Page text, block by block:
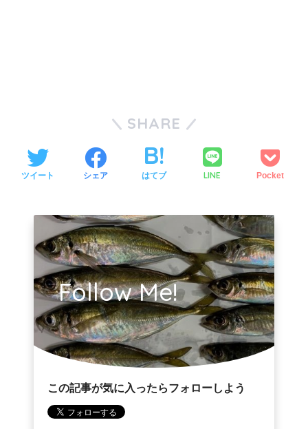
SHARE
ツイート シェア はてブ LINE Pocket
Follow Me!
この記事が気に入ったらフォローしよう